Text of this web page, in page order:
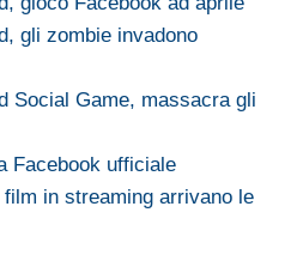
gli zombie invadono
Social Game, massacra gli
Facebook ufficiale
in streaming arrivano le